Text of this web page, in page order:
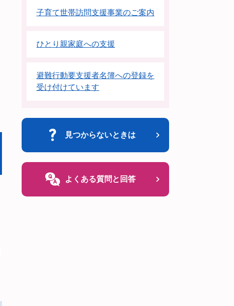
子育て世帯訪問支援事業のご案内
ひとり親家庭への支援
避難行動要支援者名簿への登録を
受け付けています
見つからないときは
よくある質問と回答